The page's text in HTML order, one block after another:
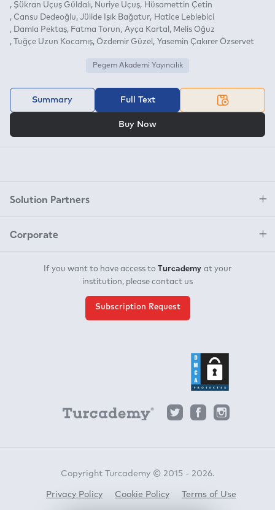
Şükran Uçuş Güldalı
Nuriye Uçuş
Hüsamettin Çetin
Cansu Dedeoğlu Jülide Işık Bağatur
Hatice Leblebici
Damla Pektaş
Fatma Torun Ayça Kartal
Melis Oğuz
Tuğçe Uzun Kocamış Özdemir Güzel Yasemin Çakırer Özservet
Pegem Akademi Yayıncılık
Summary Full Text
Buy Now
Solution Partners
Corporate
If you want to have access to Turcademy at your
institution, please contact us
Subscription Request
Copyright Turcademy © 2015 - 2026.
Privacy Policy Cookie Policy Terms of Use